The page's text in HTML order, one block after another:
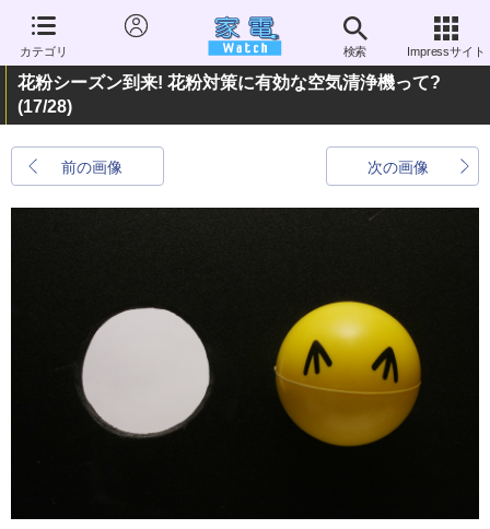
カテゴリ 検索 Impressサイト
花粉シーズン到来! 花粉対策に有効な空気清浄機って?
(17/28)
前の画像 次の画像